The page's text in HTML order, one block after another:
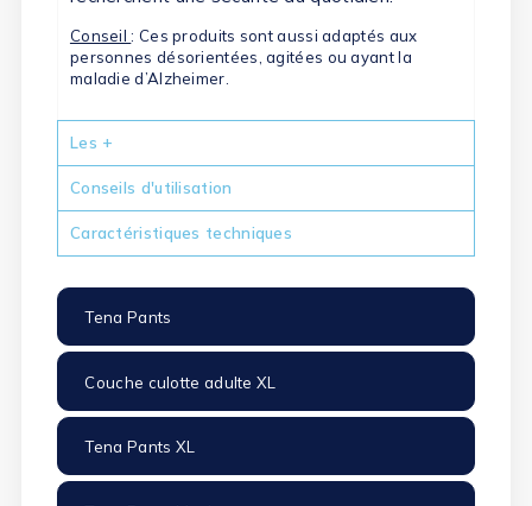
Conseil: Ces produits sont aussi adaptés aux
personnes désorientées, agitées ou ayant la
maladie d’Alzheimer.
Les +
Conseils d'utilisation
Caractéristiques techniques
Tena Pants
Couche culotte adulte XL
Tena Pants XL